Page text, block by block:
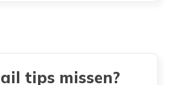
tips missen?